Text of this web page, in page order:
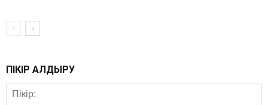
ПІКІР ҚАЛДЫРУ